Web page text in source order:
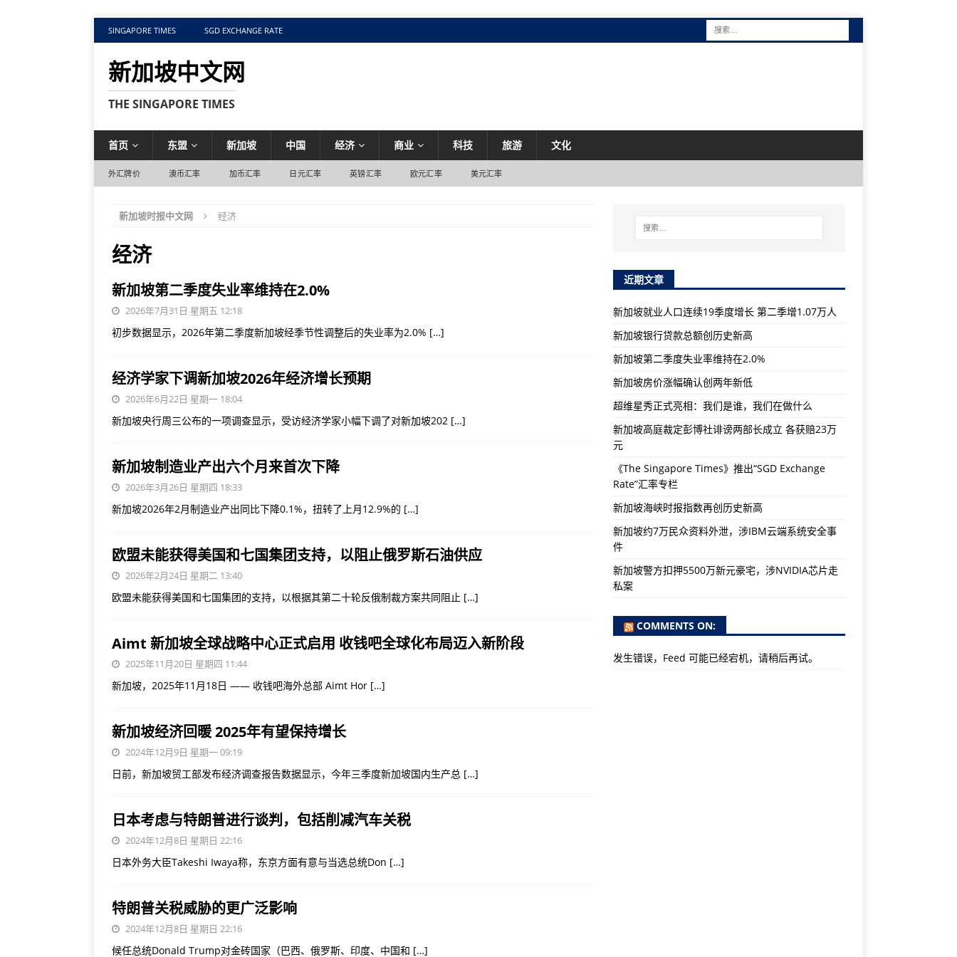
SINGAPORE TIMES SGD EXCHANGE RATE
新加坡中文网
THE SINGAPORE TIMES
首页 东盟 新加坡 中国 经济 商业 科技 旅游 文化
外汇牌价 澳币汇率 加币汇率 日元汇率 英镑汇率 欧元汇率 美元汇率
新加坡时报中文网 经济
经济
新加坡第二季度失业率维持在2.0%
2026年7月31日 星期五 12:18
初步数据显示，2026年第二季度新加坡经季节性调整后的失业率为2.0% […]
经济学家下调新加坡2026年经济增长预期
2026年6月22日 星期一 18:04
新加坡央行周三公布的一项调查显示，受访经济学家小幅下调了对新加坡202 […]
新加坡制造业产出六个月来首次下降
2026年3月26日 星期四 18:33
新加坡2026年2月制造业产出同比下降0.1%，扭转了上月12.9%的 […]
欧盟未能获得美国和七国集团支持，以阻止俄罗斯石油供应
2026年2月24日 星期二 13:40
欧盟未能获得美国和七国集团的支持，以根据其第二十轮反俄制裁方案共同阻止 […]
Aimt 新加坡全球战略中心正式启用 收钱吧全球化布局迈入新阶段
2025年11月20日 星期四 11:44
新加坡，2025年11月18日 —— 收钱吧海外总部 Aimt Hor […]
新加坡经济回暖 2025年有望保持增长
2024年12月9日 星期一 09:19
日前，新加坡贸工部发布经济调查报告数据显示，今年三季度新加坡国内生产总 […]
日本考虑与特朗普进行谈判，包括削减汽车关税
2024年12月8日 星期日 22:16
日本外务大臣Takeshi Iwaya称，东京方面有意与当选总统Don […]
特朗普关税威胁的更广泛影响
2024年12月8日 星期日 22:16
候任总统Donald Trump对金砖国家（巴西、俄罗斯、印度、中国和 […]
近期文章
新加坡就业人口连续19季度增长 第二季增1.07万人
新加坡银行贷款总额创历史新高
新加坡第二季度失业率维持在2.0%
新加坡房价涨幅确认创两年新低
超维星秀正式亮相：我们是谁，我们在做什么
新加坡高庭裁定彭博社诽谤两部长成立 各获赔23万
元
《The Singapore Times》推出“SGD Exchange
Rate”汇率专栏
新加坡海峡时报指数再创历史新高
新加坡约7万民众资料外泄，涉IBM云端系统安全事
件
新加坡警方扣押5500万新元豪宅，涉NVIDIA芯片走
私案
COMMENTS ON:
发生错误，Feed 可能已经宕机，请稍后再试。